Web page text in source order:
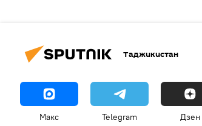
Таджикистан
Макс Telegram Дзен